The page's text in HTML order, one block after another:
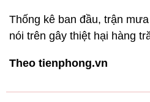
Thống kê ban đầu, trận
nói trên gây thiệt hại hàng
Theo tienphong.vn